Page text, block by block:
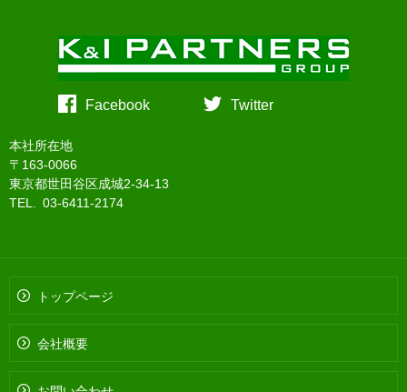
Facebook Twitter
本社所在地
〒163-0066
東京都世田谷区成城2-34-13
TEL. 03-6411-2174
トップページ
会社概要